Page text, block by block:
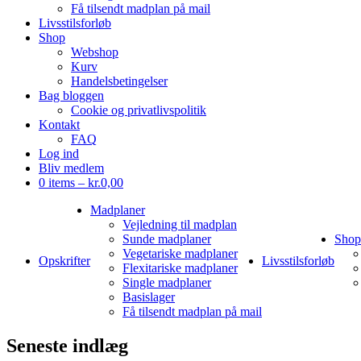
Få tilsendt madplan på mail
Livsstilsforløb
Shop
Webshop
Kurv
Handelsbetingelser
Bag bloggen
Cookie og privatlivspolitik
Kontakt
FAQ
Log ind
Bliv medlem
0 items – kr.0,00
Opskrifter
Madplaner
Vejledning til madplan
Sunde madplaner
Vegetariske madplaner
Flexitariske madplaner
Single madplaner
Basislager
Få tilsendt madplan på mail
Livsstilsforløb
Shop
Seneste indlæg